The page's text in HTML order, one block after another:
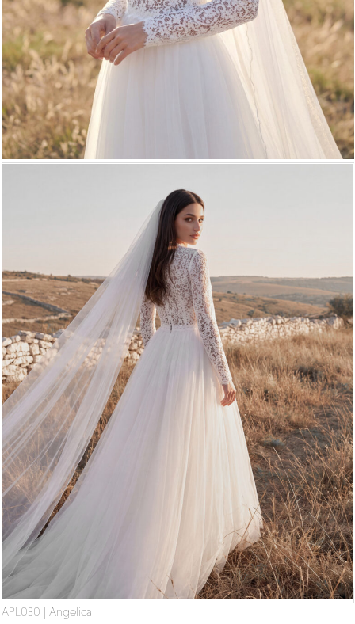
APL030 | Angelica